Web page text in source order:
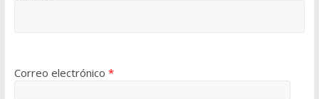
Correo electrónico *